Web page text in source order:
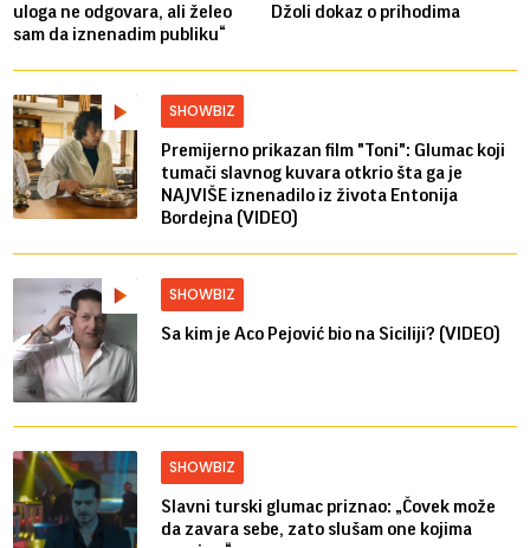
uloga ne odgovara, ali želeo
sam da iznenadim publiku“
Džoli dokaz o prihodima
SHOWBIZ
Premijerno prikazan film "Toni": Glumac koji
tumači slavnog kuvara otkrio šta ga je
NAJVIŠE iznenadilo iz života Entonija
Bordejna (VIDEO)
SHOWBIZ
Sa kim je Aco Pejović bio na Siciliji? (VIDEO)
SHOWBIZ
Slavni turski glumac priznao: „Čovek može
da zavara sebe, zato slušam one kojima